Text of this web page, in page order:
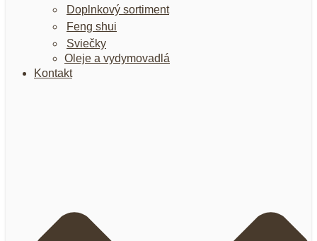
Doplnkový sortiment
Feng shui
Sviečky
Oleje a vydymovadlá
Kontakt